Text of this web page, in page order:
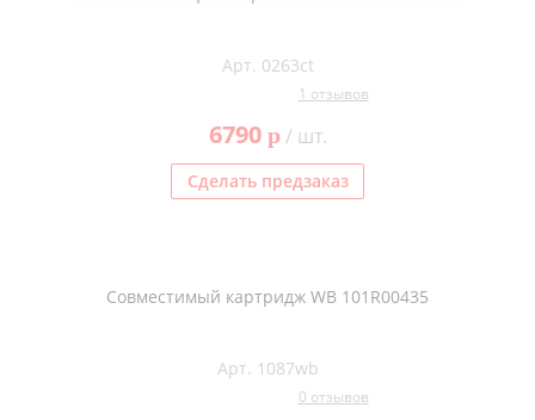
Арт. 0263ct
1 отзывов
6790 p/ шт.
Сделать предзаказ
Совместимый картридж WB 101R00435
Арт. 1087wb
0 отзывов